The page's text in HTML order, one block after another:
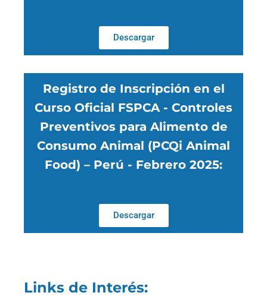
Descargar
Registro de Inscripción en el
Curso Oficial FSPCA - Controles
Preventivos para Alimento de
Consumo Animal (PCQi Animal
Food) – Perú - Febrero 2025:
Descargar
Links de Interés: